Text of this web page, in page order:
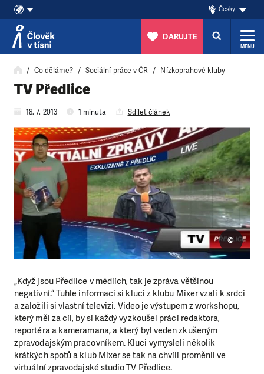
Přeskočit na obsah
Česky
DARUJTE
MENU
Co děláme? Sociální práce v ČR Nízkoprahové kluby
TV Předlice
18. 7. 2013 1 minuta Sdílet článek
©
„Když jsou Předlice v médiích, tak je zpráva většinou
negativní.“ Tuhle informaci si kluci z klubu Mixer vzali k srdci
a založili si vlastní televizi. Video je výstupem z workshopu,
který měl za cíl, by si každý vyzkoušel práci redaktora,
reportéra a kameramana, a který byl veden zkušeným
zpravodajským pracovníkem. Kluci vymysleli několik
krátkých spotů a klub Mixer se tak na chvíli proměnil ve
virtuální zpravodajské studio TV Předlice.